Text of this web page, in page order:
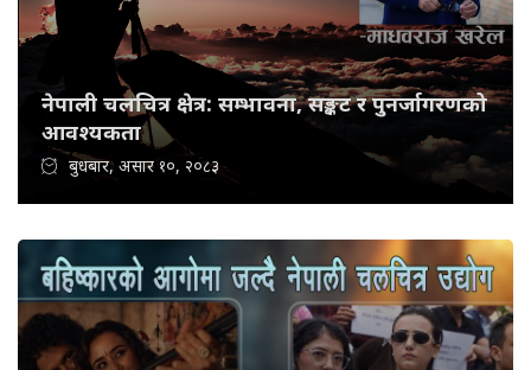
नेपाली चलचित्र क्षेत्र: सम्भावना, सङ्कट र पुनर्जागरणको
आवश्यकता
बुधबार, असार १०, २०८३